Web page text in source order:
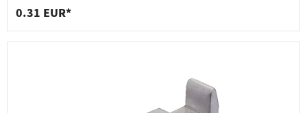
0.31 EUR*